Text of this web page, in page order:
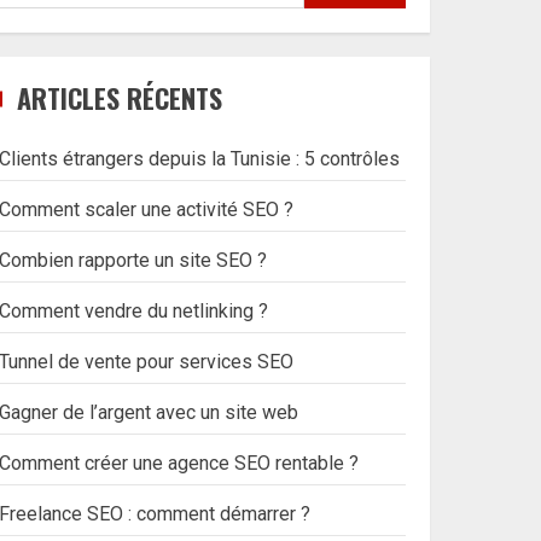
ARTICLES RÉCENTS
Clients étrangers depuis la Tunisie : 5 contrôles
Comment scaler une activité SEO ?
Combien rapporte un site SEO ?
Comment vendre du netlinking ?
Tunnel de vente pour services SEO
Gagner de l’argent avec un site web
Comment créer une agence SEO rentable ?
Freelance SEO : comment démarrer ?